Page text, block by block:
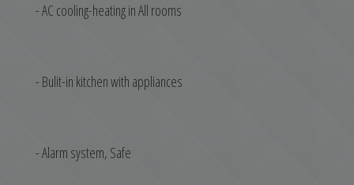
- AC cooling-heating in All rooms
- Bulit-in kitchen with appliances
- Alarm system, Safe